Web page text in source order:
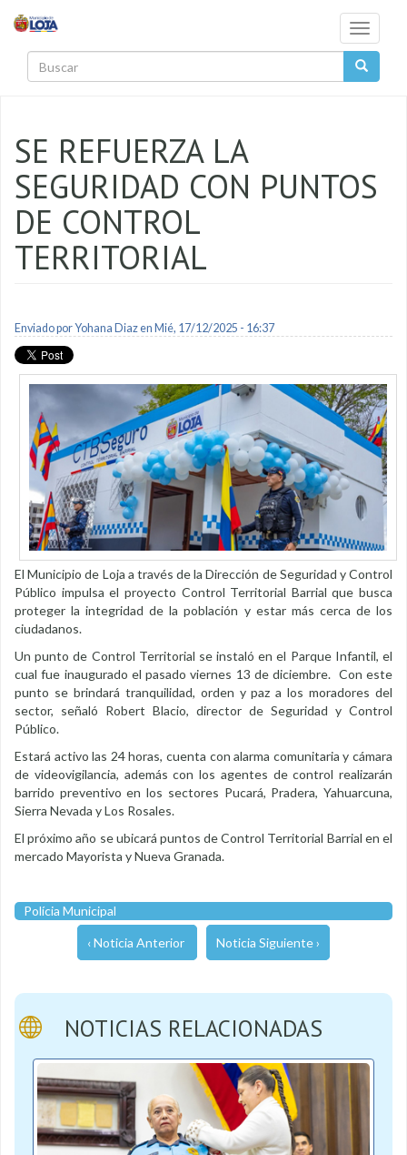
Toggle
SE REFUERZA LA
SEGURIDAD CON PUNTOS
DE CONTROL
TERRITORIAL
Enviado porYohana Diazen Mié, 17/12/2025 - 16:37
El Municipio de Loja a través de la Dirección de Seguridad y Control
Público impulsa el proyecto Control Territorial Barrial que busca
proteger la integridad de la población y estar más cerca de los
ciudadanos.
Un punto de Control Territorial se instaló en el Parque Infantil, el
cual fue inaugurado el pasado viernes 13 de diciembre. Con este
punto se brindará tranquilidad, orden y paz a los moradores del
sector, señaló Robert Blacio, director de Seguridad y Control
Público.
Estará activo las 24 horas, cuenta con alarma comunitaria y cámara
de videovigilancia, además con los agentes de control realizarán
barrido preventivo en los sectores Pucará, Pradera, Yahuarcuna,
Sierra Nevada y Los Rosales.
El próximo año se ubicará puntos de Control Territorial Barrial en el
mercado Mayorista y Nueva Granada.
Polícia Municipal
‹ Noticia Anterior Noticia Siguiente ›
NOTICIAS RELACIONADAS